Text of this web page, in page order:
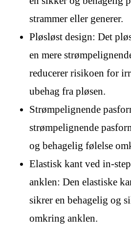
strammer eller generer.
Pløsløst design: Det
en mere
reducerer risikoen for
ubehag fra pløsen.
Strømpelignende
strømpelignende
og behagelig følelse
Elastisk kant ved in-
anklen: Den elastiske
sikrer en behagelig og
omkring anklen.